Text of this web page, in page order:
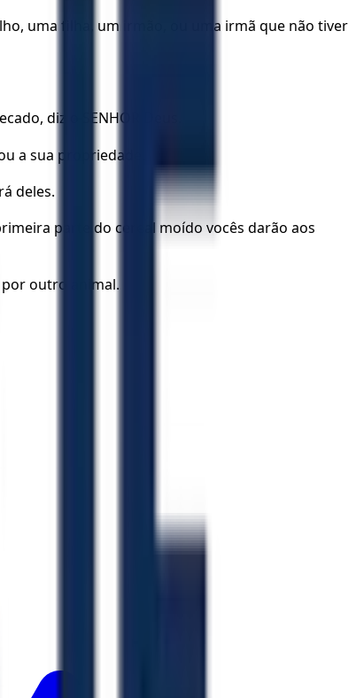
uma filha, um irmão, ou uma irmã que não tiver
diz o SENHOR Deus.
a sua propriedade.
deles.
parte do cereal moído vocês darão aos
outro animal.